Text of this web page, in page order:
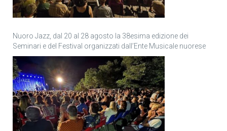
Nuoro Jazz, dal 20 al 28 agosto la 38esima edizione dei
Seminari e del Festival organizzati dall’Ente Musicale nuorese